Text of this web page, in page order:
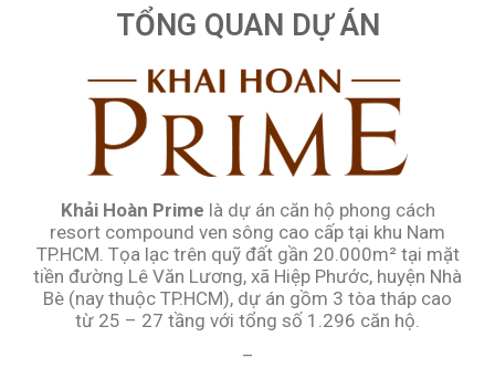
TỔNG QUAN DỰ ÁN
Khải Hoàn Prime là dự án căn hộ phong cách
resort compound ven sông cao cấp tại khu Nam
TP.HCM. Tọa lạc trên quỹ đất gần 20.000m² tại mặt
tiền đường Lê Văn Lương, xã Hiệp Phước, huyện Nhà
Bè (nay thuộc TP.HCM), dự án gồm 3 tòa tháp cao
từ 25 – 27 tầng với tổng số 1.296 căn hộ.
–